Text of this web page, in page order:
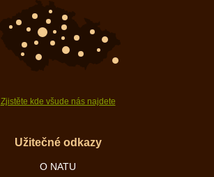
Zjistěte kde všude nás najdete
Užitečné odkazy
O NATU